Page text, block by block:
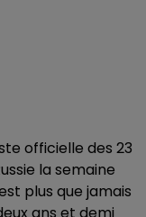
officielle des 23
la semaine
plus que jamais